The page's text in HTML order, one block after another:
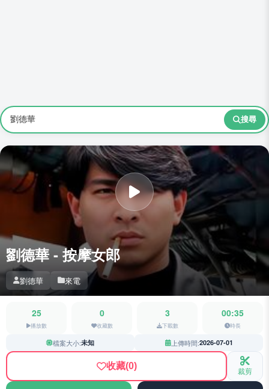
搜尋
劉德華 - 按摩女郎
劉德華 來電
25
播放數
0
收藏數
3
下載數
00:35
時長
檔案大小:未知 上傳時間:2026-07-01
收藏(0) 裁剪